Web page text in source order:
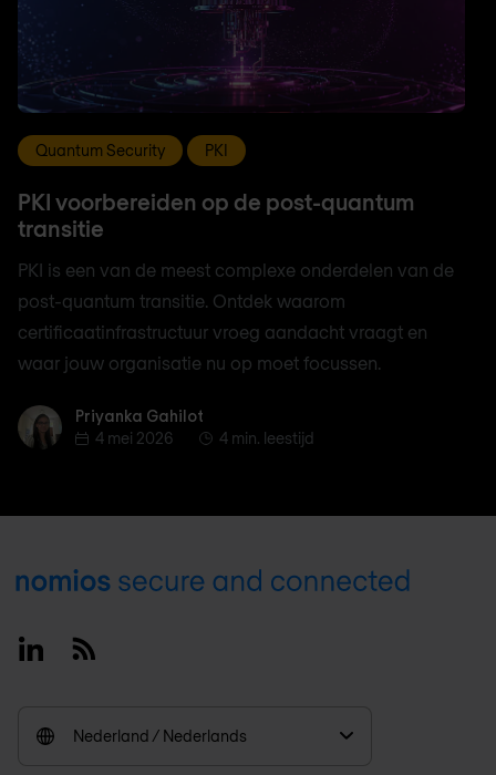
Quantum Security PKI
PKI voorbereiden op de post-quantum
transitie
PKI is een van de meest complexe onderdelen van de
post-quantum transitie. Ontdek waarom
certificaatinfrastructuur vroeg aandacht vraagt en
waar jouw organisatie nu op moet focussen.
Priyanka Gahilot
Priyanka Gahilot
4 mei 2026
4 min. leestijd
Footer
LinkedinRSS
Nederland / Nederlands